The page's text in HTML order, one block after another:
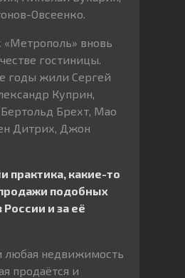
Овсеенко.
«Метрополь» вновь
гостиницы.
годы жили Сергей
Куприн,
Брехт, Мао
Дитрих, Джон
практика, какие-то
подобных
и за её
любая недвижимость
продаётся и